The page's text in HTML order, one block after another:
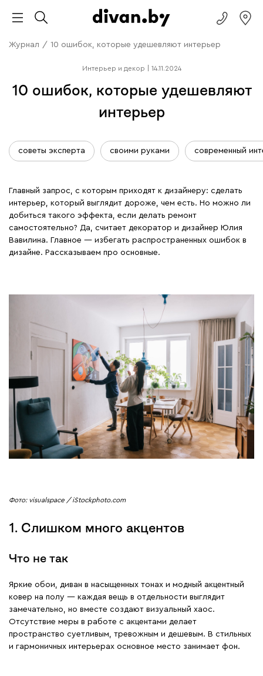
Журнал / 10 ошибок, которые удешевляют интерьер
Интерьер и декор 14.11.2024
10 ошибок, которые удешевляют
интерьер
советы эксперта своими руками современный
Главный запрос, с которым приходят к дизайнеру: сделать
интерьер, который выглядит дороже, чем есть. Но можно ли
добиться такого эффекта, если делать ремонт
самостоятельно? Да, считает декоратор и дизайнер Юлия
Вавилина. Главное — избегать распространенных ошибок в
дизайне. Рассказываем про основные.
Фото: visualspace / iStockphoto.com
1. Слишком много акцентов
Что не так
Яркие обои, диван в насыщенных тонах и модный акцентный
ковер на полу — каждая вещь в отдельности выглядит
замечательно, но вместе создают визуальный хаос.
Отсутствие меры в работе с акцентами делает
пространство суетливым, тревожным и дешевым. В стильных
и гармоничных интерьерах основное место занимает фон.